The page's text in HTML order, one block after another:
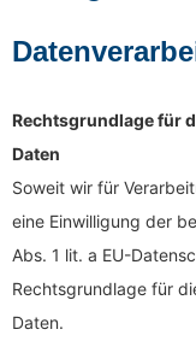
Rechtsgrundlage für
Daten
Soweit wir für
eine Einwilligung der
Abs. 1 lit. a EU-
Rechtsgrundlage für
Daten.